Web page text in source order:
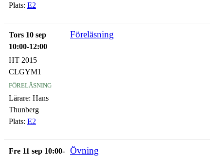
Plats: E2
Tors 10 sep
10:00-12:00
Föreläsning
HT 2015
CLGYM1
föreläsning
Lärare: Hans
Thunberg
Plats: E2
Fre 11 sep 10:00-
Övning